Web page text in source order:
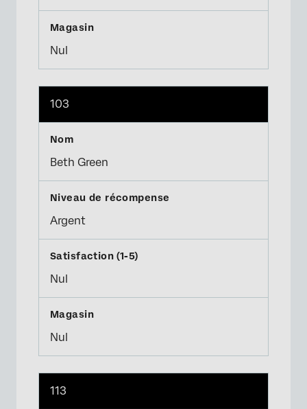
Nul
103
Beth Green
Argent
Nul
Nul
113